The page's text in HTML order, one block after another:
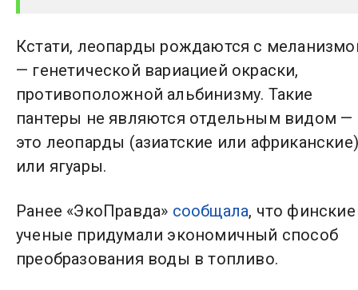
Кстати, леопарды рождаются с
— генетической вариацией окраски,
противоположной альбинизму. Такие
пантеры не являются отдельным видом —
это леопарды (азиатские или африканские)
или ягуары.
Ранее «ЭкоПравда» сообщала, что финские
ученые придумали экономичный способ
преобразования воды в топливо.